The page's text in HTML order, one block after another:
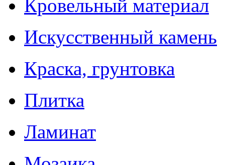
Кровельный материал
Искусственный камень
Краска, грунтовка
Плитка
Ламинат